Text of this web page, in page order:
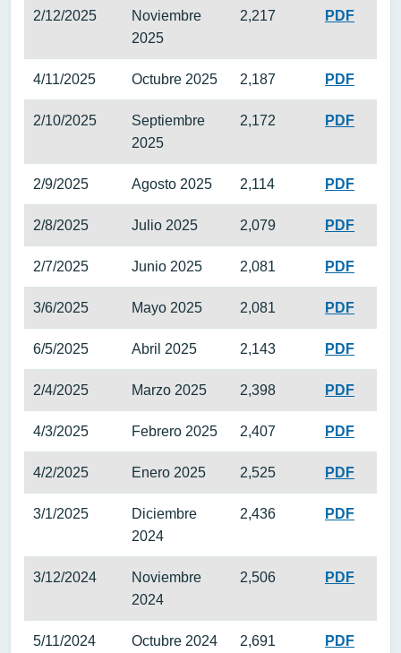
2/12/2025
Noviembre
2025
2,217 PDF
4/11/2025 Octubre 2025 2,187 PDF
2/10/2025
Septiembre
2025
2,172 PDF
2/9/2025 Agosto 2025 2,114 PDF
2/8/2025 Julio 2025 2,079 PDF
2/7/2025 Junio 2025 2,081 PDF
3/6/2025 Mayo 2025 2,081 PDF
6/5/2025 Abril 2025 2,143 PDF
2/4/2025 Marzo 2025 2,398 PDF
4/3/2025 Febrero 2025 2,407 PDF
4/2/2025 Enero 2025 2,525 PDF
3/1/2025
Diciembre
2024
2,436 PDF
3/12/2024
Noviembre
2024
2,506 PDF
5/11/2024 Octubre 2024 2,691 PDF